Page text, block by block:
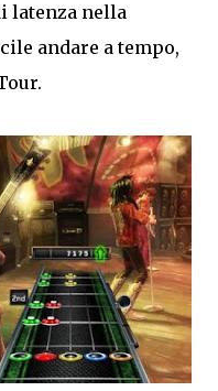
latenza nella
andare a tempo,